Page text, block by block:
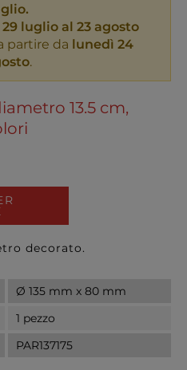
luglio al 23 agosto
partire da lunedì 24
.
13.5 cm,
decorato.
Ø 135 mm x 80 mm
1 pezzo
PAR137175